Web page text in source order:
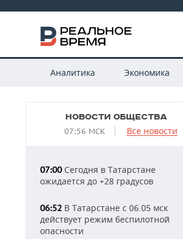
Аналитика Экономика
НОВОСТИ ОБЩЕСТВА
07:56 МСК Все новости
07:00Сегодня в Татарстане
ожидается до +28 градусов
06:52 В Татарстане с 06.05 мск
действует режим беспилотной
опасности